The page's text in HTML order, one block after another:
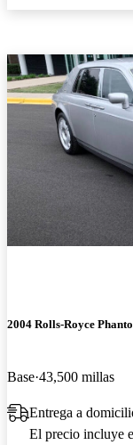
2004 Rolls-Royce
Base 43,500 millas
Entrega a
El precio incluye